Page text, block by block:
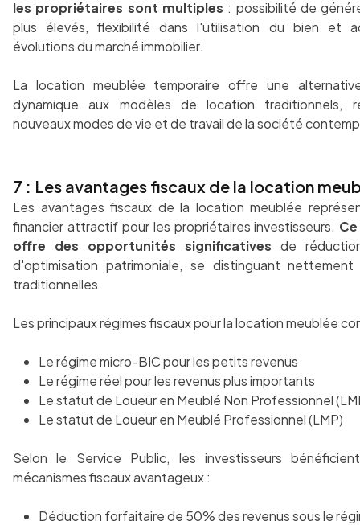
les propriétaires sont multiples : possibilité de
plus élevés, flexibilité dans l'utilisation du bien et
évolutions du marché immobilier.
La location meublée temporaire offre une
dynamique aux modèles de location traditionnels,
nouveaux modes de vie et de travail de la société
7 : Les avantages fiscaux de la location
Les avantages fiscaux de la location meublée
financier attractif pour les propriétaires investisseurs.
offre des opportunités significatives de
d'optimisation patrimoniale, se distinguant
traditionnelles.
Les principaux régimes fiscaux pour la location meublée
Le régime micro-BIC pour les petits revenus
Le régime réel pour les revenus plus importants
Le statut de Loueur en Meublé Non Professionnel
Le statut de Loueur en Meublé Professionnel (LMP)
Selon le Service Public, les investisseurs
mécanismes fiscaux avantageux :
Déduction forfaitaire de 50% des revenus sous le